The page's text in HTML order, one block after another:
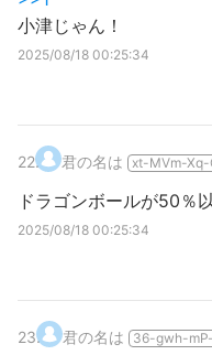
小津じゃん！
2025/08/18 00:25:34
22. 君の名は xt-MVm-Xq-
ドラゴンボールが50％
2025/08/18 00:25:34
23. 君の名は 36-gwh-